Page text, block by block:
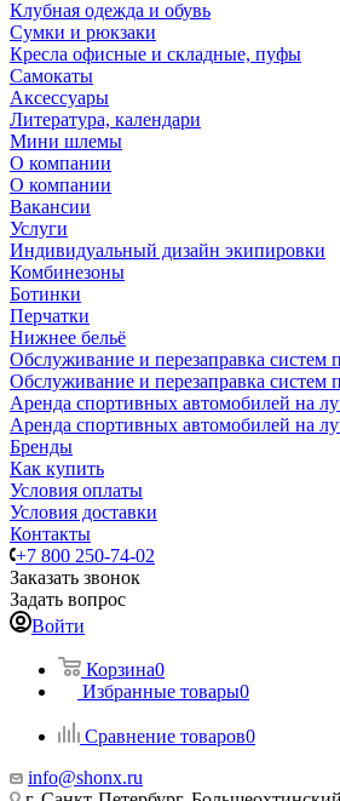
Клубная одежда и обувь
Сумки и рюкзаки
Кресла офисные и складные, пуфы
Самокаты
Аксессуары
Литература, календари
Мини шлемы
О компании
О компании
Вакансии
Услуги
Индивидуальный дизайн экипировки
Комбинезоны
Ботинки
Перчатки
Нижнее бельё
Обслуживание и перезаправка систем
Обслуживание и перезаправка систем
Аренда спортивных автомобилей на
Аренда спортивных автомобилей на
Бренды
Как купить
Условия оплаты
Условия доставки
Контакты
+7 800 250-74-02
Заказать звонок
Задать вопрос
Войти
Корзина0
Избранные товары0
Сравнение товаров0
info@shonx.ru